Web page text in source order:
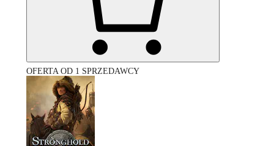
OFERTA OD 1 SPRZEDAWCY